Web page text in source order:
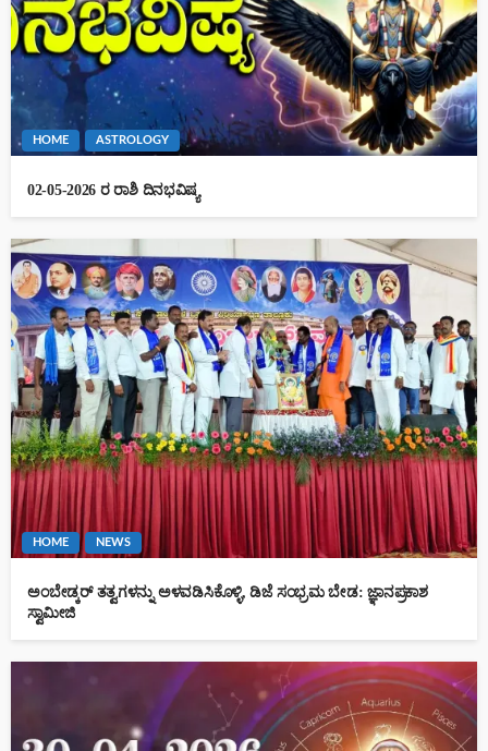
HOME ASTROLOGY
02-05-2026 ರ ರಾಶಿ ದಿನಭವಿಷ್ಯ
HOME NEWS
ಅಂಬೇಡ್ಕರ್ ತತ್ವಗಳನ್ನು ಅಳವಡಿಸಿಕೊಳ್ಳಿ, ಡಿಜೆ ಸಂಭ್ರಮ ಬೇಡ: ಜ್ಞಾನಪ್ರಕಾಶ
ಸ್ವಾಮೀಜಿ